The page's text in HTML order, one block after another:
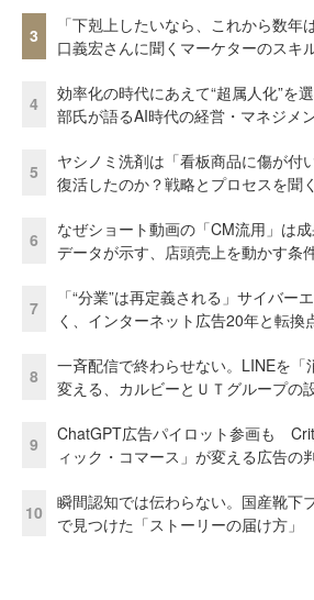
3
「下剋上したいなら、これから数年
口義宏さんに聞くマーケターのスキ
4
効率化の時代にあえて“超属人化”
部氏が語るAI時代の経営・マネジメ
5
ヤシノミ洗剤は「看板商品に傷が付
復活したのか？戦略とプロセスを聞く
6
なぜショート動画の「CM流用」は
データが示す、店頭売上を動かす条
7
「“分業”は再定義される」サイバー
く、インターネット広告20年と転換
8
一斉配信で終わらせない。LINEを「
変える、カルビーとＵＴグループの
9
ChatGPT広告パイロット参画も
ィック・コマース」が変える広告の
10
瞬間認知では伝わらない。国産靴下
で見つけた「ストーリーの届け方」